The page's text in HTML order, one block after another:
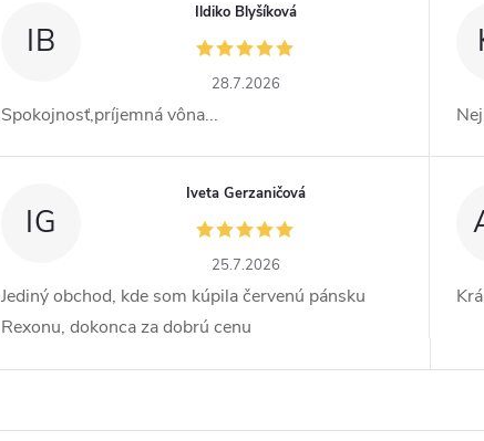
IB
Ildiko Blyšíková
28.7.2026
Spokojnosť,príjemná vôna...
IG
Iveta Gerzaničová
25.7.2026
Jediný obchod, kde som kúpila červenú pánsku
Rexonu, dokonca za dobrú cenu